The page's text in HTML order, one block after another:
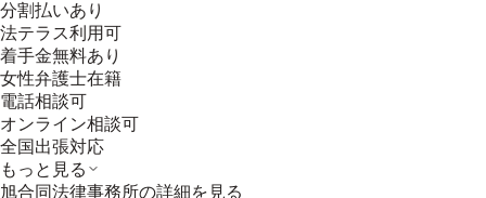
分割払いあり
法テラス利用可
着手金無料あり
女性弁護士在籍
電話相談可
オンライン相談可
全国出張対応
もっと見る
旭合同法律事務所の詳細を見る